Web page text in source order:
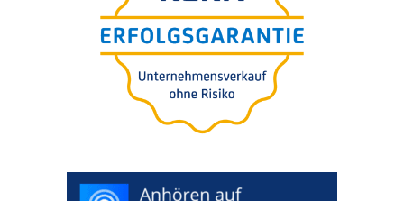
Önnekingyene­sen.100% bizal­mas.
Az értékelés tartalmazza.
START RATING